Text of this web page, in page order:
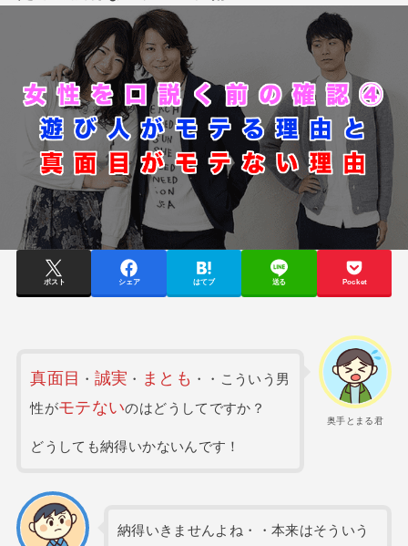
ポスト シェア はてブ 送る Pocket
奥手とまる君
真面目 ・ 誠実 ・ まとも ・・こういう男
性がモテないのはどうしてですか？
どうしても納得いかないんです！
納得いきませんよね・・本来はそういう